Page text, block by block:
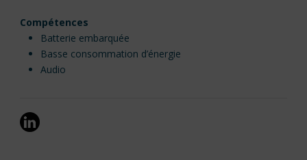
Compétences
Batterie embarquée
Basse consommation d’énergie
Audio